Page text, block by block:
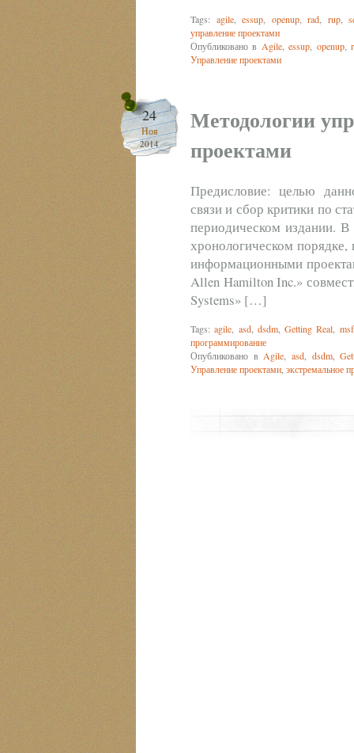
Tags: agile, essup openup, rad rup,
управление проектами
Опубликовано в Agile,essup openup,
Управление проектами
24
Ноя
2014
Методологии
проектами
Предисловие: целью
связи и сбор критики по
периодическом издании. В
хронологическом
информационными
Allen Hamilton Inc.»
Systems» […]
Tags:agile asd, dsdm,Getting Real msf
программирование
Опубликовано в Agile asd, dsdm,
Управление проектами экстремальное